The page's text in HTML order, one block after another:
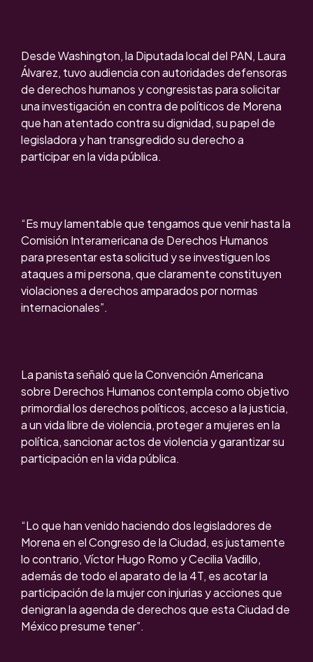
Desde Washington, la Diputada local del PAN, Laura
Álvarez, tuvo audiencia con autoridades defensoras
de derechos humanos y congresistas para solicitar
una investigación en contra de políticos de Morena
que han atentado contra su dignidad, su papel de
legisladora y han transgredido su derecho a
participar en la vida pública.
“Es muy lamentable que tengamos que venir hasta la
Comisión Interamericana de Derechos Humanos
para presentar esta solicitud y se investiguen los
ataques a mi persona, que claramente constituyen
violaciones a derechos amparados por normas
internacionales”.
La panista señaló que la Convención Americana
sobre Derechos Humanos contempla como objetivo
primordial los derechos políticos, acceso a la justicia,
a un vida libre de violencia, proteger a mujeres en la
política, sancionar actos de violencia y garantizar su
participación en la vida pública.
“Lo que han venido haciendo dos legisladores de
Morena en el Congreso de la Ciudad, es justamente
lo contrario, Víctor Hugo Romo y Cecilia Vadillo,
además de todo el aparato de la 4T, es acotar la
participación de la mujer con injurias y acciones que
denigran la agenda de derechos que esta Ciudad de
México presume tener”.